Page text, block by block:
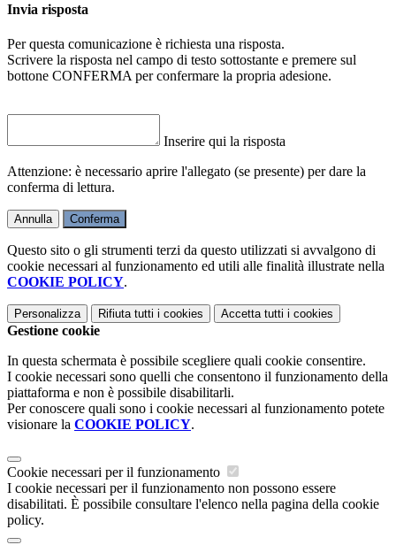
Invia risposta
Per questa comunicazione è richiesta una risposta.
Scrivere la risposta nel campo di testo sottostante e premere sul
bottone CONFERMA per confermare la propria adesione.
Inserire qui la risposta
Attenzione: è necessario aprire l'allegato (se presente) per dare la
conferma di lettura.
Annulla Conferma
Questo sito o gli strumenti terzi da questo utilizzati si avvalgono di
cookie necessari al funzionamento ed utili alle finalità illustrate nella
COOKIE POLICY.
Personalizza Rifiuta tutti i cookies Accetta tutti i cookies
Gestione cookie
In questa schermata è possibile scegliere quali cookie consentire.
I cookie necessari sono quelli che consentono il funzionamento della
piattaforma e non è possibile disabilitarli.
Per conoscere quali sono i cookie necessari al funzionamento potete
visionare la COOKIE POLICY.
Cookie necessari per il funzionamento
I cookie necessari per il funzionamento non possono essere
disabilitati. È possibile consultare l'elenco nella pagina della cookie
policy.